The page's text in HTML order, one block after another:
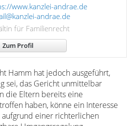
www.kanzlei-andrae.de
andrae.de
für Familienrecht
Zum Profil
Hamm hat jedoch ausgeführt,
sei, das Gericht unmittelbar
die Eltern bereits eine
haben, könne ein Interesse
einer richterlichen